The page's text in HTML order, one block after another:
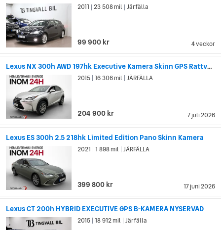
använder sig Lexus både av takumi och omotenashi i
skapandeprocessen. Resultatet? Ett mästerverk på fyra hjul.
Lexus andas omotenashi
av gästfrihet och ödmjukhet, omotenashi. Något som
respekteras hela vägen från fabriksgolvet till ett
överlämnande. Omotenashi är omtanke och känsla som finns
med i alla led och i alla bilmodeller. Tillsammans med Lexus
mästerhantverkare, deras takumi, skapas premiumbilar av
stolthet, svåra att kopiera.
4 veckor
2011 23 508 mil Järfälla
99 900 kr
Lexus NX 300h AWD 197hk Executive Kamera Skinn GPS Rattvärme
7 juli 2026
2015 16 306 mil JÄRFÄLLA
204 900 kr
Lexus ES 300h 2.5 218hk Limited Edition Pano Skinn Kamera
17 juni 2026
2021 1 898 mil JÄRFÄLLA
399 800 kr
Lexus CT 200h HYBRID EXECUTIVE GPS B-KAMERA NYSERVAD
2015 18 912 mil Järfälla